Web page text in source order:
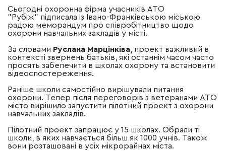
Сьогодні охоронна фірма учасників АТО
"Рубіж" підписала із Івано-Франківською міською
радою меморандум про співробітництво щодо
охорони навчальних закладів у місті.
За словами Руслана Марцінківа , проект важливий в
контексті звернень батьків, які останнім часом часто
просять забепечити в школах охорону та встановити
відеоспостереження.
Раніше школи самостійно вирішували питання
охорони. Тепер після переговорів з ветеранами АТО
місто вирішило запустити пілотний проект з охорони
навчальних закладів.
Пілотний проект запрацює у 15 школах. Обрали ті
школи, в яких навчається більш як 1000 учнів. Також
вони розташовані в усіх мікрорайнах міста.